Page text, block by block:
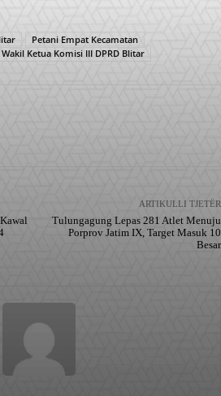
Petani Empat Kecamatan
Wakil Ketua Komisi III DPRD Blitar
ARTIKULLI TJETËR
Tulungagung Lepas 281 Atlet Menuju
Porprov Jatim IX, Target Masuk 10
Besar